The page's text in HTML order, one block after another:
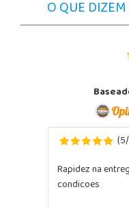
O QUE
(5/
Rapidez na
condicoes